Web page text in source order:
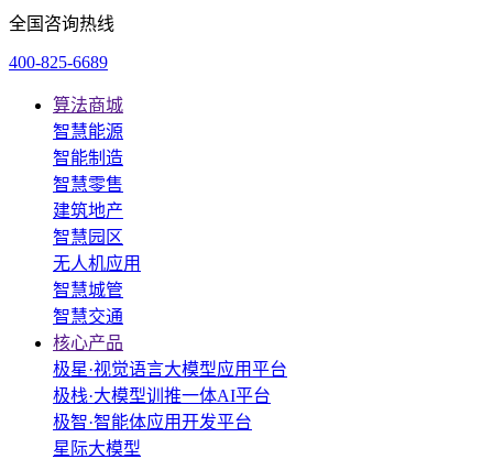
全国咨询热线
400-825-6689
算法商城
智慧能源
智能制造
智慧零售
建筑地产
智慧园区
无人机应用
智慧城管
智慧交通
核心产品
极星·视觉语言大模型应用平台
极栈·大模型训推一体AI平台
极智·智能体应用开发平台
星际大模型